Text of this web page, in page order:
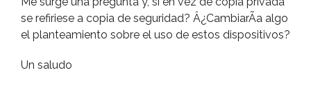
se refiriese a copia de seguridad? Â¿CambiarÃ­a algo
el planteamiento sobre el uso de estos dispositivos?
Un saludo